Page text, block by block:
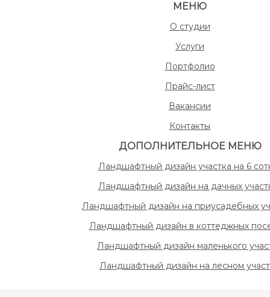
МЕНЮ
О студии
Услуги
Портфолио
Прайс-лист
Вакансии
Контакты
ДОПОЛНИТЕЛЬНОЕ МЕНЮ
Ландшафтный дизайн участка на 6
Ландшафтный дизайн на дачных
Ландшафтный дизайн на приусадебных
Ландшафтный дизайн в коттеджных
Ландшафтный дизайн маленького
Ландшафтный дизайн на лесном